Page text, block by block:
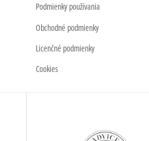
Podmienky používania
Obchodné podmienky
Licenčné podmienky
Cookies